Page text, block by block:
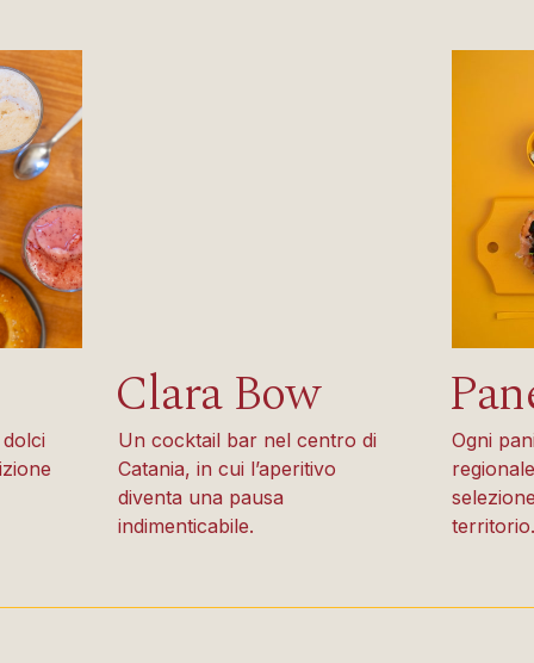
Clara Bow
Un cocktail bar nel centro di
Catania, in cui l’aperitivo
diventa una pausa
indimenticabile.
Ogni
territorio.